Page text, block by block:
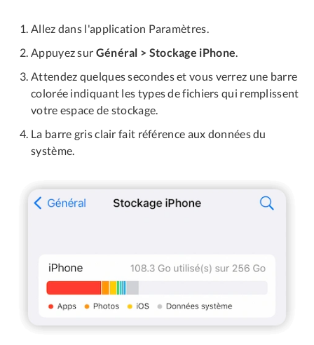
Allez dans l'application Paramètres.
Appuyez sur Général > Stockage iPhone.
Attendez quelques secondes et vous verrez une barre
colorée indiquant les types de fichiers qui remplissent
votre espace de stockage.
La barre gris clair fait référence aux données du
système.